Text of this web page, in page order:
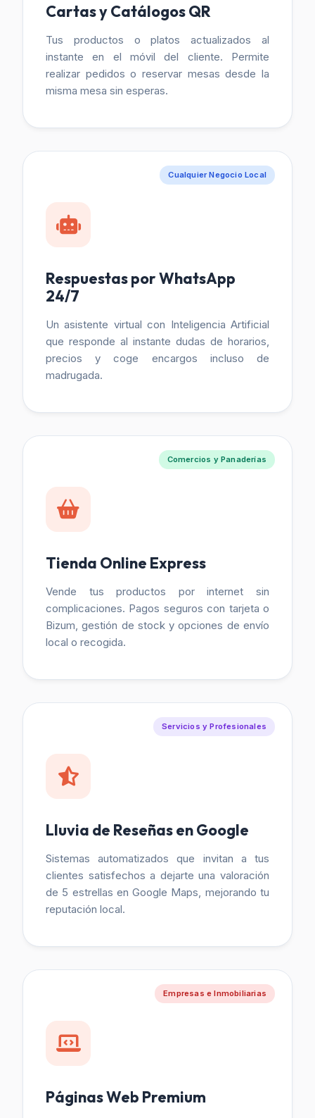
Cartas y Catálogos QR
Tus productos o platos actualizados al
instante en el móvil del cliente. Permite
realizar pedidos o reservar mesas desde la
misma mesa sin esperas.
Cualquier Negocio Local
Respuestas por WhatsApp
24/7
Un asistente virtual con Inteligencia Artificial
que responde al instante dudas de horarios,
precios y coge encargos incluso de
madrugada.
Comercios y Panaderías
Tienda Online Express
Vende tus productos por internet sin
complicaciones. Pagos seguros con tarjeta o
Bizum, gestión de stock y opciones de envío
local o recogida.
Servicios y Profesionales
Lluvia de Reseñas en Google
Sistemas automatizados que invitan a tus
clientes satisfechos a dejarte una valoración
de 5 estrellas en Google Maps, mejorando tu
reputación local.
Empresas e Inmobiliarias
Páginas Web Premium